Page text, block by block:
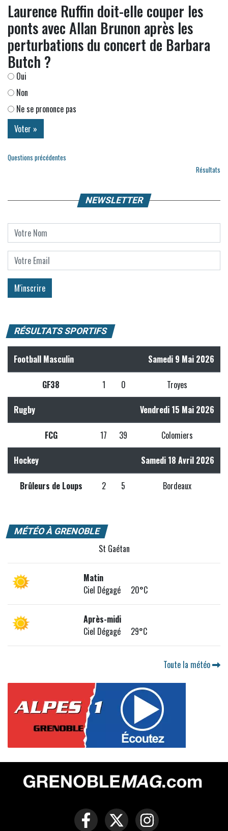
Laurence Ruffin doit-elle couper les
ponts avec Allan Brunon après les
perturbations du concert de Barbara
Butch ?
Oui
Non
Ne se prononce pas
Questions précédentes
Résultats
NEWSLETTER
RÉSULTATS SPORTIFS
Football Masculin Samedi 9 Mai 2026
GF38 1 0 Troyes
Rugby Vendredi 15 Mai 2026
FCG 17 39 Colomiers
Hockey Samedi 18 Avril 2026
Brûleurs de Loups 2 5 Bordeaux
MÉTÉO À GRENOBLE
St Gaétan
Matin
Ciel Dégagé 20°C
Après-midi
Ciel Dégagé 29°C
Toute la météo